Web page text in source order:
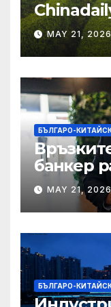
MAY 21,
БЪЛГАРО-
банкер
MAY 21,
БЪЛГАРО-